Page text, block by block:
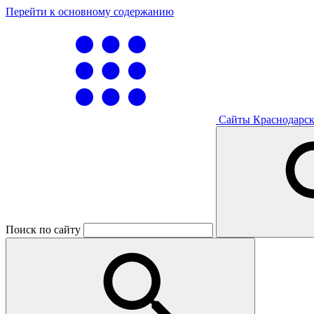
Перейти к основному содержанию
Сайты
Поиск по сайту